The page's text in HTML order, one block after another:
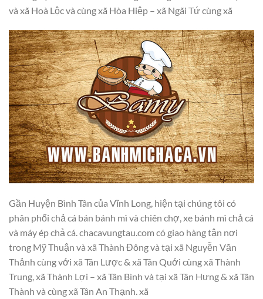
và xã Hoà Lộc và cùng xã Hòa Hiệp – xã Ngãi Tứ cùng xã
Gần Huyện Bình Tân của Vĩnh Long, hiện tại chúng tôi có
phân phối chả cá bán bánh mì và chiên chợ, xe bánh mì chả cá
và máy ép chả cá. chacavungtau.com có giao hàng tận nơi
trong Mỹ Thuận và xã Thành Đông và tại xã Nguyễn Văn
Thảnh cùng với xã Tân Lược & xã Tân Quới cùng xã Thành
Trung, xã Thành Lợi – xã Tân Bình và tại xã Tân Hưng & xã Tân
Thành và cùng xã Tân An Thạnh. xã